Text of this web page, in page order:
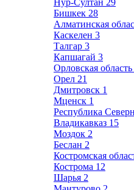
Нур-Султан 29
Бишкек 28
Алматинская
Каскелен 3
Талгар 3
Капшагай 3
Орловская область
Орел 21
Дмитровск 1
Мценск 1
Республика
Владикавказ 15
Моздок 2
Беслан 2
Костромская
Кострома 12
Шарья 2